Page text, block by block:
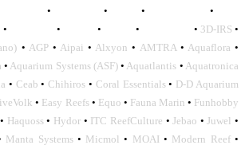
• • • •
• • • • • 3D-IRS •
• AGP• Aipai • Alxyon • AMTRA• Aquaflora •
• Aquarium Systems (ASF)• Aquatlantis • Aquatronica
• Ceab • Chihiros • Coral Essentials• D-D Aquarium
• Easy Reefs• Equo • Fauna Marin • Funhobby
• Haquoss• Hydor • ITC ReefCulture •Jebao •Juwel •
Manta Systems• Micmol • MOAI • Modern Reef•